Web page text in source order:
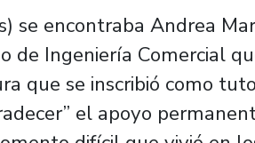
se encontraba Andrea
de Ingeniería Comercial
que se inscribió como
el apoyo